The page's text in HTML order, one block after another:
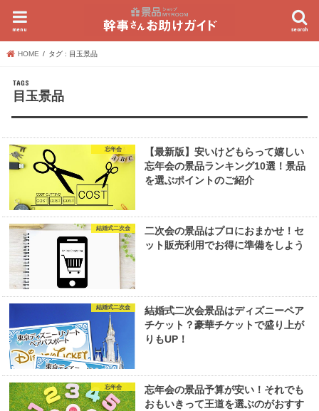
search
menu
HOME タグ : 目玉景品
目玉景品
忘年会
【最新版】安いけどもらって嬉しい
忘年会の景品ランキング10選！景品
を選ぶポイントのご紹介
結婚式二次会
二次会の景品はプロにおまかせ！セ
ット販売利用でお得に準備をしよう
結婚式二次会
結婚式二次会景品はディズニーペア
チケット？豪華チケットで盛り上が
りもUP！
忘年会
忘年会の景品予算が安い！それでも
おもいきって王道を選ぶのがおすす